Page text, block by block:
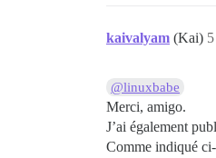
kaivalyam (Kai) 5
@linuxbabe
Merci, amigo.
J’ai également
Comme indiqué